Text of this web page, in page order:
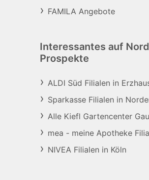
FAMILA Angebote
Interessantes auf
Prospekte
ALDI Süd Filialen in
Sparkasse Filialen in
Alle Kiefl Gartencenter
mea - meine Apotheke
NIVEA Filialen in Köln